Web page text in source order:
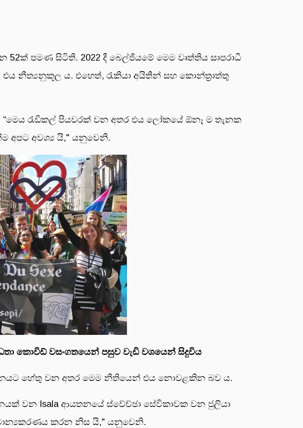
පමණ සිටිති. 2022 දී බෙල්ජියමේ මෙම වෘත්තිය සාපරාධී
නීත්‍යනුකූල ය. එහෙත්, රැකියා අයිතීන් සහ කොන්ත්‍රාත්තු
රැඩිකල් පියවරක් වන අතර එය ලෝකයේ ඕනෑ ම තැනක
අපට අවශ්‍ය යි," යනුවෙනි.
කොවිඩ් වසංගතයෙන් පසුව වැඩි වශයෙන් සිදුවිය
හේතු වන අතර මෙම නීතියෙන් එය නොවළකින බව ය.
වන Isala ආයතනයේ ස්වේච්ඡා සේවිකාවක වන ජුලියා
කරන නිස යි," යනුවෙනි.